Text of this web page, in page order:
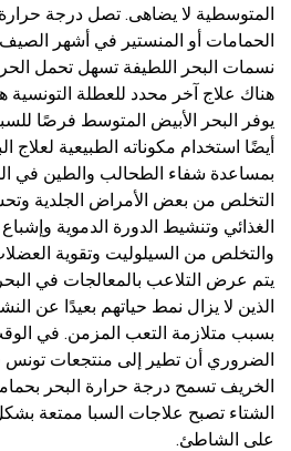
المتوسطية لا يضاهى. تصل درجة
نسمات البحر اللطيفة تسهل تحمل
هناك علاج آخر محدد للعطلة التونسية هو
يوفر البحر الأبيض المتوسط ​​فرصًا
أيضًا استخدام مكوناته الطبيعية لعلاج
بمساعدة شفاء الطحالب والطين في
التخلص من بعض الأمراض الجلدية
الغذائي وتنشيط الدورة الدموية
والتخلص من السيلوليت وتقوية
يتم عرض التلاعب بالمعالجات في
الذين لا يزال نمط حياتهم بعيدًا عن
بسبب متلازمة التعب المزمن. في
الضروري أن تطير إلى منتجعات
الخريف تسمح درجة حرارة البحر
الشتاء تصبح علاجات السبا ممتعة
على الشاطئ.